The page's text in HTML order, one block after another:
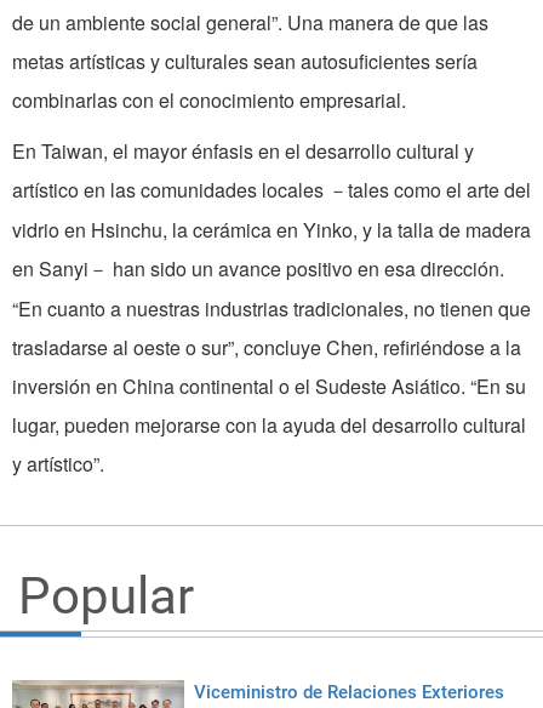
de un ambiente social general”. Una manera de que las
metas artísticas y culturales sean autosuficientes sería
combinarlas con el conocimiento empresarial.
En Taiwan, el mayor énfasis en el desarrollo cultural y
artístico en las comunidades locales － ­tales como el arte del
vidrio en Hsinchu, la cerámica en Yinko, y la talla de madera
en Sanyi­ － han sido un avance positivo en esa dirección.
“En cuanto a nuestras industrias tradicionales, no tienen que
trasladarse al oeste o sur”, concluye Chen, refiriéndose a la
inversión en China continental o el Sudeste Asiático. “En su
lugar, pueden mejorarse con la ayuda del desarrollo cultural
y artístico”.
Popular
Viceministro de Relaciones Exteriores